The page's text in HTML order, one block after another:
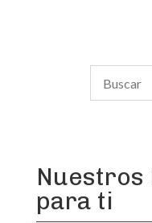
Nuestros
para ti